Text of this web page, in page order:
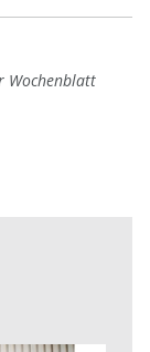
Wochenblatt